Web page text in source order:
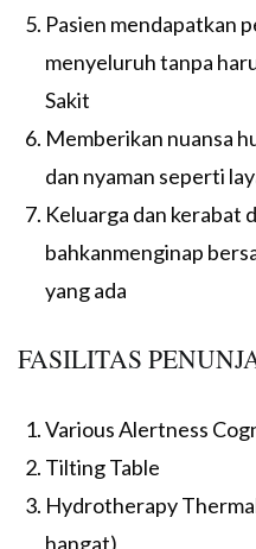
Pasien mendapatkan
menyeluruh tanpa
Sakit
Memberikan nuansa
dan nyaman seperti
Keluarga dan kerabat
bahkanmenginap
yang ada
FASILITAS
Various Alertness
Tilting Table
Hydrotherapy
hangat)